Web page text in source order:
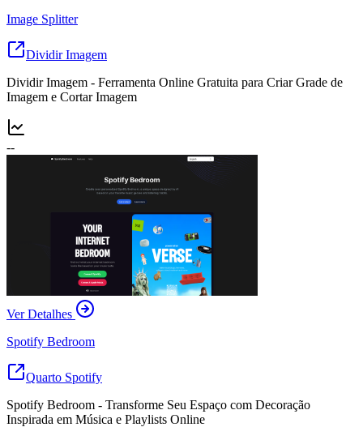
Image Splitter
Dividir Imagem
Dividir Imagem - Ferramenta Online Gratuita para Criar Grade de
Imagem e Cortar Imagem
--
Ver Detalhes
Spotify Bedroom
Quarto Spotify
Spotify Bedroom - Transforme Seu Espaço com Decoração
Inspirada em Música e Playlists Online